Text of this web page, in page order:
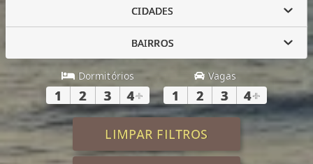
CIDADES
BAIRROS
Dormitórios
1 2 3 4+
Vagas
1 2 3 4+
LIMPAR FILTROS